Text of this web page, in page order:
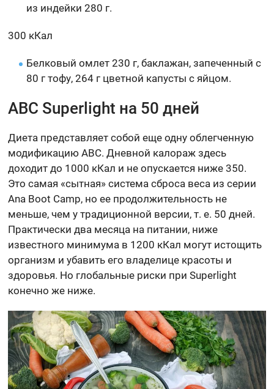
из индейки 280 г.
300 кКал
Белковый омлет 230 г, баклажан, запеченный с
80 г тофу, 264 г цветной капусты с яйцом.
ABC Superlight на 50 дней
Диета представляет собой еще одну облегченную
модификацию ABC. Дневной калораж здесь
доходит до 1000 кКал и не опускается ниже 350.
Это самая «сытная» система сброса веса из серии
Ana Boot Camp, но ее продолжительность не
меньше, чем у традиционной версии, т. е. 50 дней.
Практически два месяца на питании, ниже
известного минимума в 1200 кКал могут истощить
организм и убавить его владелице красоты и
здоровья. Но глобальные риски при Superlight
конечно же ниже.